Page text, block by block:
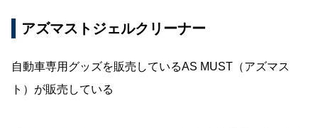
アズマストジェルクリーナー
自動車専用グッズを販売しているAS MUST（アズマス
ト）が販売している